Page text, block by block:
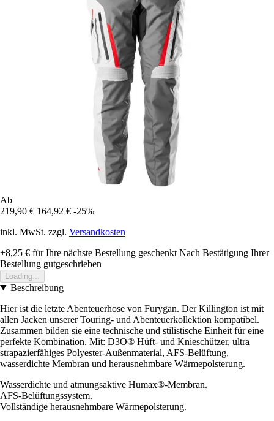
Ab
219,90 € 164,92 € -25%
inkl. MwSt. zzgl. Versandkosten
+8,25 € für Ihre nächste Bestellung geschenkt Nach Bestätigung Ihrer
Bestellung gutgeschrieben
Loading...
Beschreibung
Hier ist die letzte Abenteuerhose von Furygan. Der Killington ist mit
allen Jacken unserer Touring- und Abenteuerkollektion kompatibel.
Zusammen bilden sie eine technische und stilistische Einheit für eine
perfekte Kombination. Mit: D3O® Hüft- und Knieschützer, ultra
strapazierfähiges Polyester-Außenmaterial, AFS-Belüftung,
wasserdichte Membran und herausnehmbare Wärmepolsterung.
Wasserdichte und atmungsaktive Humax®-Membran.
AFS-Belüftungssystem.
Vollständige herausnehmbare Wärmepolsterung.